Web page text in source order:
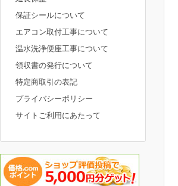
保証シールについて
エアコン取付工事について
温水洗浄便座工事について
領収書の発行について
特定商取引の表記
プライバシーポリシー
サイトご利用にあたって